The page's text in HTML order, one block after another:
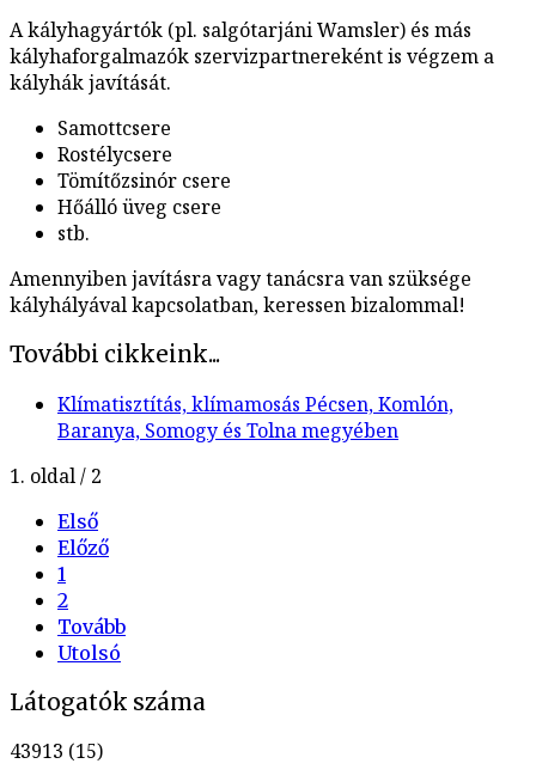
A kályhagyártók (pl. salgótarjáni Wamsler) és más
kályhaforgalmazók szervizpartnereként is végzem a
kályhák javítását.
Samottcsere
Rostélycsere
Tömítőzsinór csere
Hőálló üveg csere
stb.
Amennyiben javításra vagy tanácsra van szüksége
kályhályával kapcsolatban, keressen bizalommal!
További cikkeink...
Klímatisztítás, klímamosás Pécsen, Komlón,
Baranya, Somogy és Tolna megyében
1. oldal / 2
Első
Előző
1
2
Tovább
Utolsó
Látogatók száma
43913 (15)